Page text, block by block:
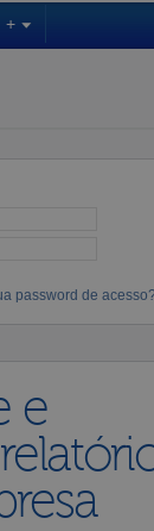
+
password de acesso?
e